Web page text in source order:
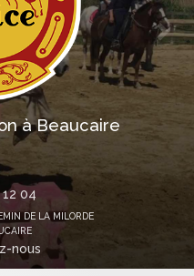
à Beaucaire
04
DE LA MILORDE
nous
Next